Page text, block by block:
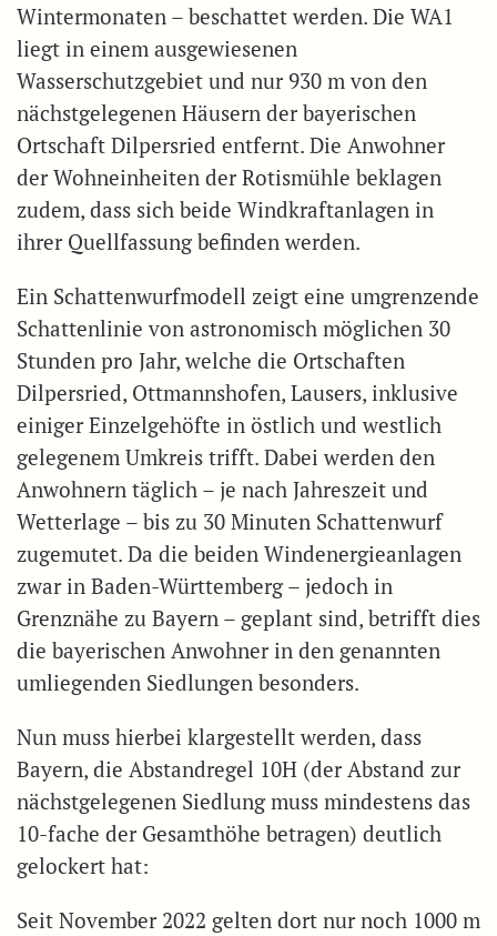
Wintermonaten – beschattet werden. Die WA1
liegt in einem ausgewiesenen
Wasserschutzgebiet und nur 930 m von den
nächstgelegenen Häusern der bayerischen
Ortschaft Dilpersried entfernt. Die Anwohner
der Wohneinheiten der Rotismühle beklagen
zudem, dass sich beide Windkraftanlagen in
ihrer Quellfassung befinden werden.
Ein Schattenwurfmodell zeigt eine umgrenzende
Schattenlinie von astronomisch möglichen 30
Stunden pro Jahr, welche die Ortschaften
Dilpersried, Ottmannshofen, Lausers, inklusive
einiger Einzelgehöfte in östlich und westlich
gelegenem Umkreis trifft. Dabei werden den
Anwohnern täglich – je nach Jahreszeit und
Wetterlage – bis zu 30 Minuten Schattenwurf
zugemutet. Da die beiden Windenergieanlagen
zwar in Baden-Württemberg – jedoch in
Grenznähe zu Bayern – geplant sind, betrifft dies
die bayerischen Anwohner in den genannten
umliegenden Siedlungen besonders.
Nun muss hierbei klargestellt werden, dass
Bayern, die Abstandregel 10H (der Abstand zur
nächstgelegenen Siedlung muss mindestens das
10-fache der Gesamthöhe betragen) deutlich
gelockert hat:
Seit November 2022 gelten dort nur noch 1000 m